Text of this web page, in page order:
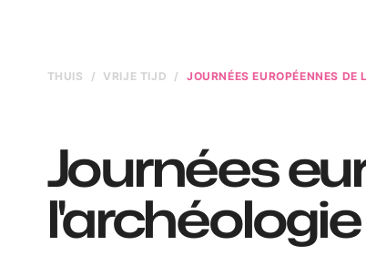
THUIS VRIJE TIJD JOURNÉES EUROPÉENNES DE
Journées
l'archéologie